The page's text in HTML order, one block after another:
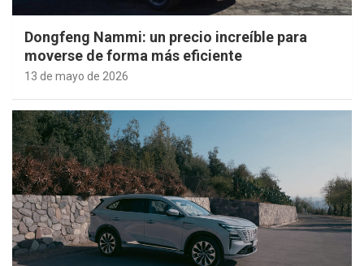
Dongfeng Nammi: un precio increíble para
moverse de forma más eficiente
13 de mayo de 2026